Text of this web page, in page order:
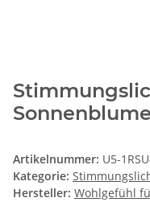
Artikelnummer: U5-
Kategorie:
Hersteller: Wohlgefühl